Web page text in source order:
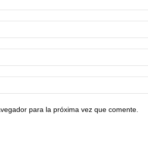
para la próxima vez que comente.